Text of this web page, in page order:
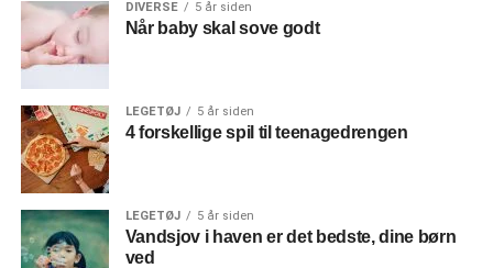
DIVERSE 5 år siden
Når baby skal sove godt
LEGETØJ 5 år siden
4 forskellige spil til teenagedrengen
LEGETØJ 5 år siden
Vandsjov i haven er det bedste, dine børn
ved